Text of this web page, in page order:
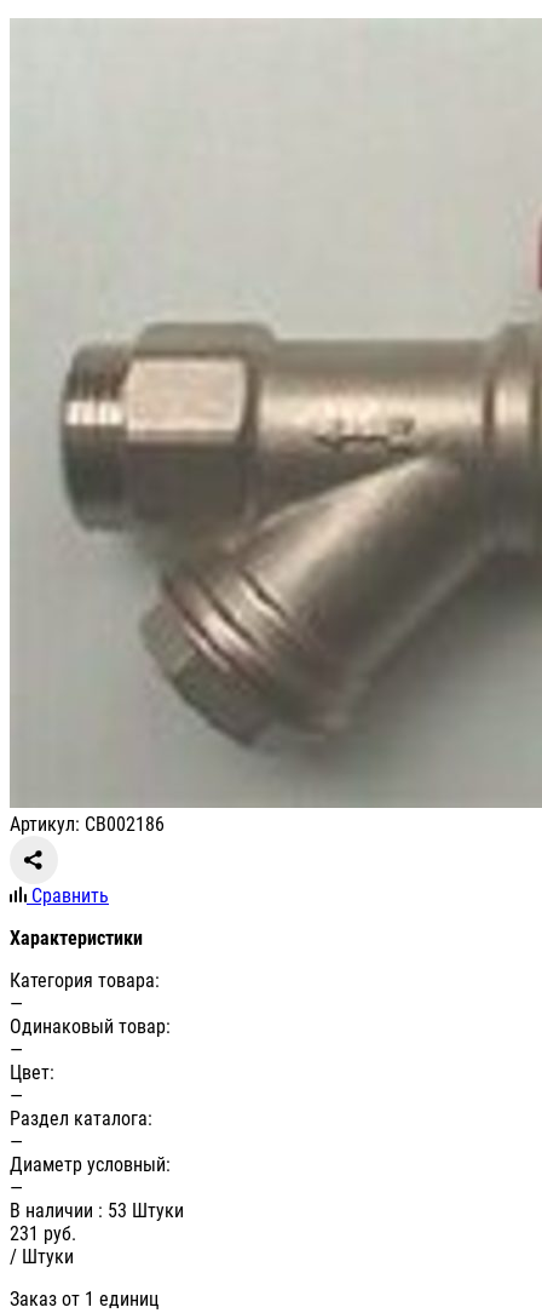
Артикул: СВ002186
Сравнить
Характеристики
Категория товара:
—
Одинаковый товар:
—
Цвет:
—
Раздел каталога:
—
Диаметр условный:
—
В наличии : 53 Штуки
231 руб.
/ Штуки
Заказ от 1 единиц